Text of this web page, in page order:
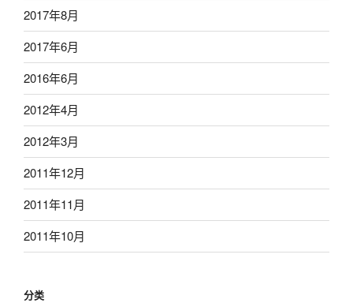
2017年8月
2017年6月
2016年6月
2012年4月
2012年3月
2011年12月
2011年11月
2011年10月
分类